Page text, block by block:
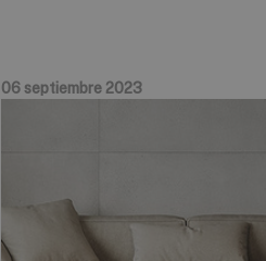
06 septiembre 2023